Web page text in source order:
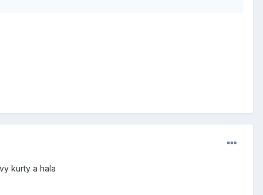
kurty a hala